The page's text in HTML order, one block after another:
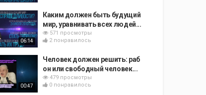
06:14
Каким должен быть будущий
мир, уравнивать всех людей...
571 просмотры
2 понравилось
00:47
Человек должен решить: раб
он или свободный человек...
479 просмотры
0 понравилось